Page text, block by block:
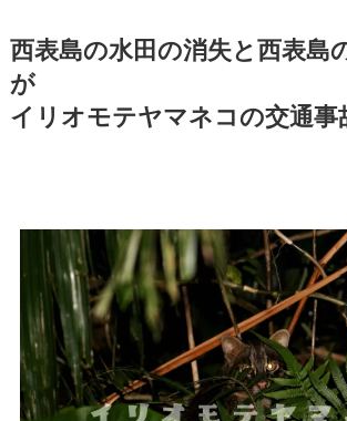
西表島の水田の消失と西表島
が
イリオモテヤマネコの交通事